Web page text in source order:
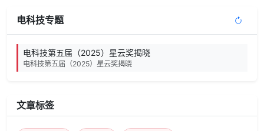
电科技专题
电科技第五届（2025）星云奖揭晓
电科技第五届（2025）星云奖揭晓
文章标签